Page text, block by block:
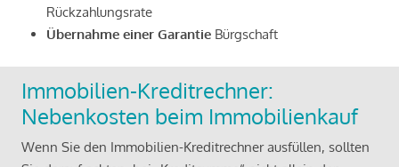
Rückzahlungsrate
Übernahme einer Garantie Bürgschaft
Immobilien-Kreditrechner:
Nebenkosten beim Immobilienkauf
Wenn Sie den Immobilien-Kreditrechner ausfüllen, sollten